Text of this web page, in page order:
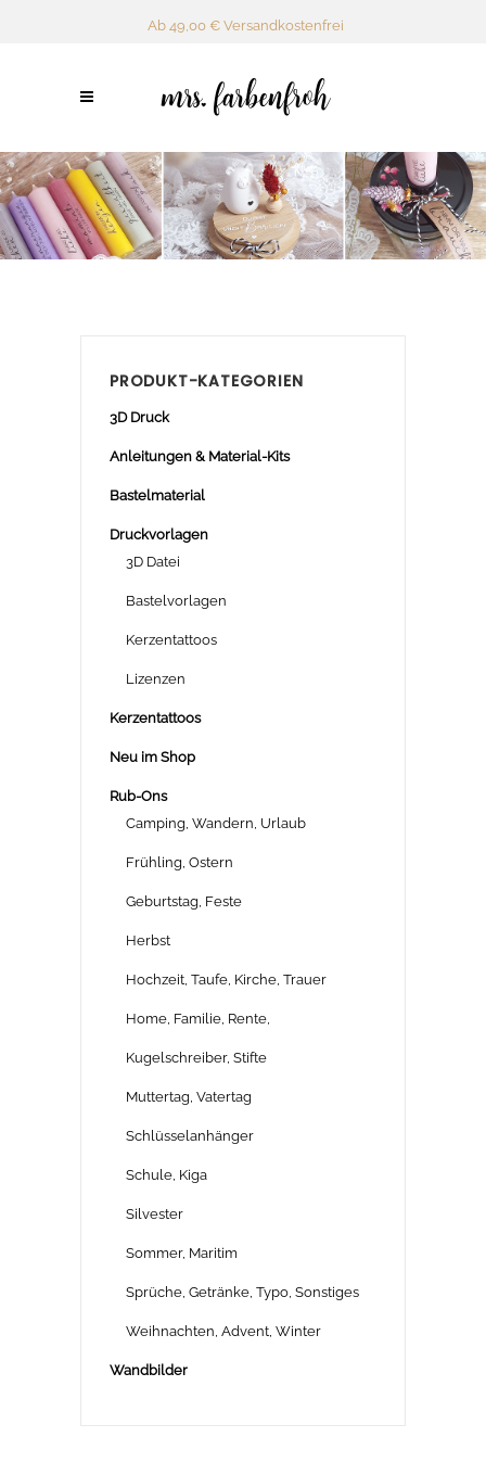
Ab 49,00 € Versandkostenfrei
PRODUKT-KATEGORIEN
3D Druck
Anleitungen & Material-Kits
Bastelmaterial
Druckvorlagen
3D Datei
Bastelvorlagen
Kerzentattoos
Lizenzen
Kerzentattoos
Neu im Shop
Rub-Ons
Camping, Wandern, Urlaub
Frühling, Ostern
Geburtstag, Feste
Herbst
Hochzeit, Taufe, Kirche, Trauer
Home, Familie, Rente,
Kugelschreiber, Stifte
Muttertag, Vatertag
Schlüsselanhänger
Schule, Kiga
Silvester
Sommer, Maritim
Sprüche, Getränke, Typo, Sonstiges
Weihnachten, Advent, Winter
Wandbilder